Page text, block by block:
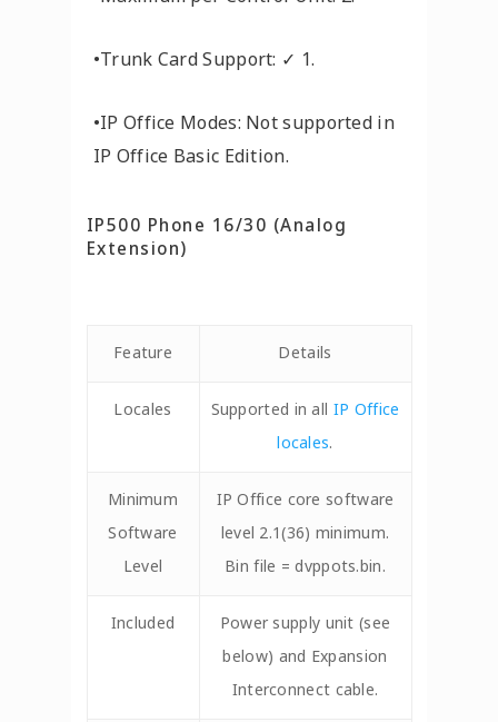
•Trunk Card Support: ✓ 1.
•IP Office Modes: Not supported in
IP Office Basic Edition.
IP500 Phone 16/30 (Analog
Extension)
Feature Details
Locales Supported in all IP Office
locales.
Minimum
Software
Level
IP Office core software
level 2.1(36) minimum.
Bin file = dvppots.bin.
Included
Power supply unit (see
below) and Expansion
Interconnect cable.